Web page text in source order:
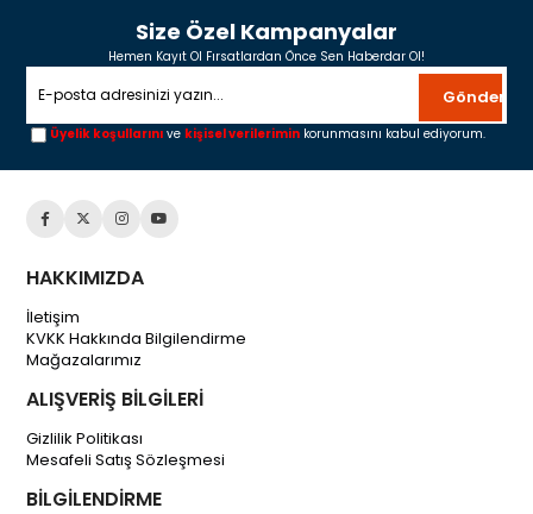
Size Özel Kampanyalar
Hemen Kayıt Ol Fırsatlardan Önce Sen Haberdar Ol!
Gönder
Üyelik koşullarını ve kişisel verilerimin korunmasını kabul ediyorum.
HAKKIMIZDA
İletişim
KVKK Hakkında Bilgilendirme
Mağazalarımız
ALIŞVERİŞ BİLGİLERİ
Gizlilik Politikası
Mesafeli Satış Sözleşmesi
BİLGİLENDİRME